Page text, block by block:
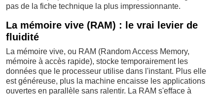
pas de la fiche technique la plus impressionnante.
La mémoire vive (RAM) : le vrai levier de
fluidité
La mémoire vive, ou RAM (Random Access Memory,
mémoire à accès rapide), stocke temporairement les
données que le processeur utilise dans l'instant. Plus elle
est généreuse, plus la machine encaisse les applications
ouvertes en parallèle sans ralentir. La RAM s'efface à